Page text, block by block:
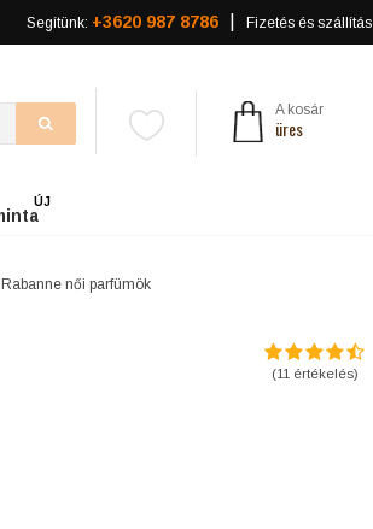
Segítünk: +3620 987 8786 Fizetés és szállítás
A kosár
üres
ÚJ
női parfümök
(11 értékelés)